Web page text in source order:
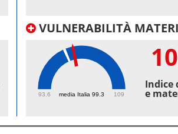
VULNERABILITÀ
media Italia 99.3
93.6 109
Indice
e